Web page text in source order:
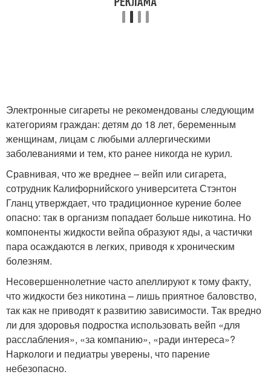
Электронные сигареты не рекомендованы следующим
категориям граждан: детям до 18 лет, беременным
женщинам, лицам с любыми аллергическими
заболеваниями и тем, кто ранее никогда не курил.
Сравнивая, что же вреднее – вейп или сигарета,
сотрудник Калифорнийского университета Стэнтон
Гланц утверждает, что традиционное курение более
опасно: так в организм попадает больше никотина. Но
компоненты жидкости вейпа образуют яды, а частички
пара осаждаются в легких, приводя к хроническим
болезням.
Несовершеннолетние часто апеллируют к тому факту,
что жидкости без никотина – лишь приятное баловство,
так как не приводят к развитию зависимости. Так вредно
ли для здоровья подростка использовать вейп «для
расслабления», «за компанию», «ради интереса»?
Наркологи и педиатры уверены, что парение
небезопасно.